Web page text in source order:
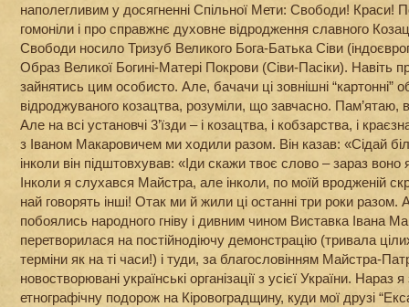
наполегливим у досягненні Спільної Мети: Свободи! Краси!
гомоніли і про справжнє духовне відродження славного
Свободи носило Тризуб Великого Бога-Батька Сіви
Образ Великої Богині-Матері Покрови (Сіви-Пасіки). Навіть
зайнятись цим особисто. Але, бачачи ці зовнішні “картонні”
відроджуваного козацтва, розуміли, що завчасно. Пам’ятаю,
Але на всі установчі 3’їзди – і козацтва, і кобзарства, і
з Іваном Макаровичем ми ходили разом. Він казав: «Сідай
інколи він підштовхував: «Іди скажи твоє слово – зараз
Інколи я слухався Майстра, але інколи, по моїй вродженій
най говорять інші! Отак ми й жили ці останні три роки
побоялись народного гніву і дивним чином Виставка Івана
перетворилася на постійнодіючу демонстрацію (тривала
терміни як на ті часи!) і туди, за благословінням Майстра-
новостворювані українські організації з усієї України. Нараз
етнографічну подорож на Кіровоградщину, куди мої друзі